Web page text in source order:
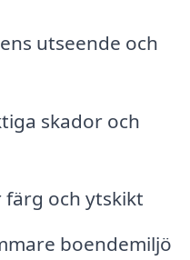
utseende och
skador och
färg och ytskikt
boendemiljö